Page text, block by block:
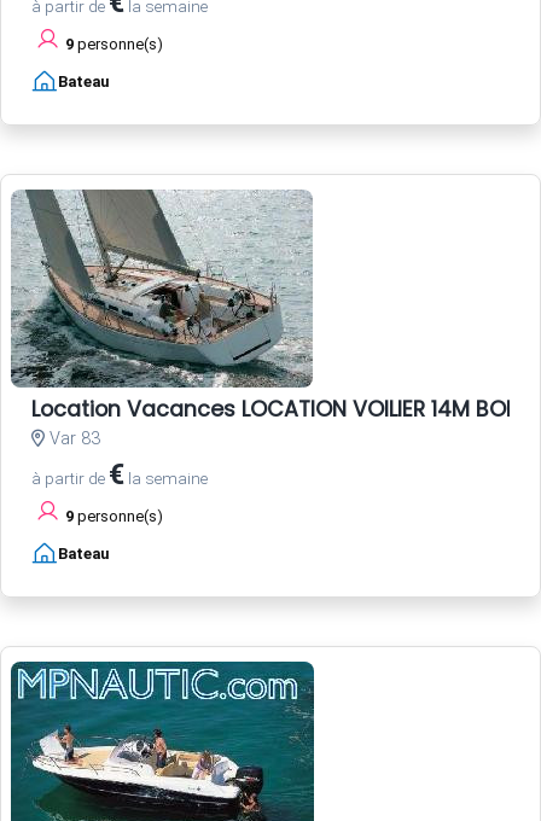
à partir de la semaine
9 personne(s)
Bateau
Location Vacances LOCATION VOILIER 14M
Var 83
à partir de € la semaine
9 personne(s)
Bateau